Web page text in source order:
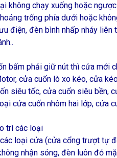
không chạy xuống hoặc
trống phía dưới hoặc
điện, đèn bình nhấp nháy
bấm phải giữ nút thì cửa mới
cửa cuốn lò xo kéo, cửa
siêu tốc, cửa cuốn siêu bền,
cửa cuốn nhôm hai lớp, cửa
trì các loại
loại cửa (cửa cổng trượt tự
nhận sóng, đèn luôn đỏ